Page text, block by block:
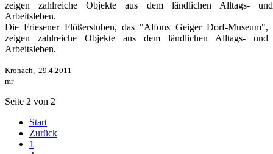
Die Friesener Flößerstuben, das "Alfons Geiger Dorf-Museum",
zeigen zahlreiche Objekte aus dem ländlichen Alltags- und
Arbeitsleben.
Kronach, 29.4.2011
mr
Seite 2 von 2
Start
Zurück
1